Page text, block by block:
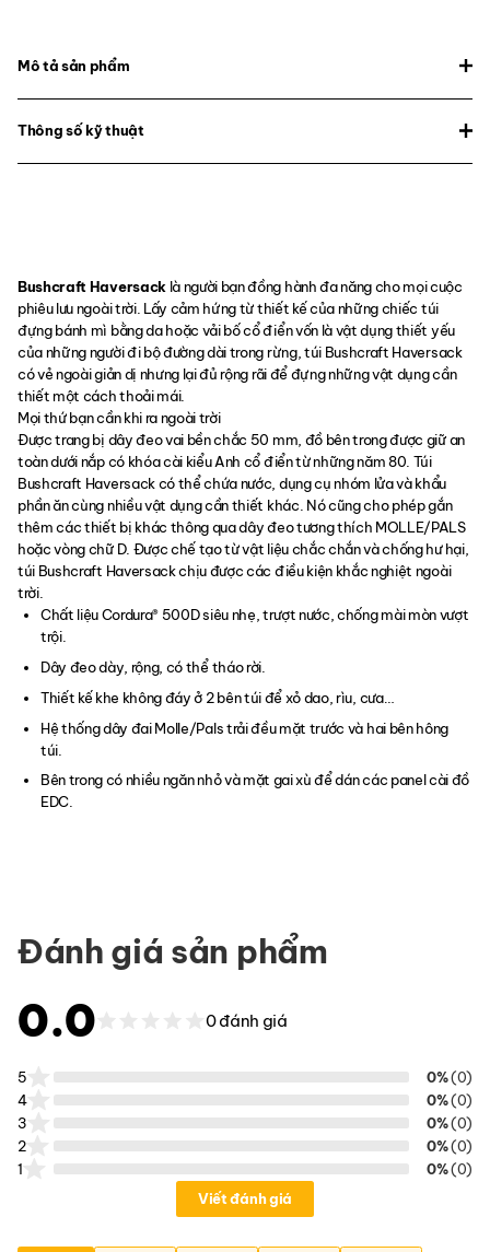
Mô tả sản phẩm
Thông số kỹ thuật
Bushcraft Haversacklà người bạn đồng hành đa năng cho mọi cuộc
phiêu lưu ngoài trời. Lấy cảm hứng từ thiết kế của những chiếc túi
đựng bánh mì bằng da hoặc vải bố cổ điển vốn là vật dụng thiết yếu
của những người đi bộ đường dài trong rừng, túi Bushcraft Haversack
có vẻ ngoài giản dị nhưng lại đủ rộng rãi để đựng những vật dụng cần
thiết một cách thoải mái.
Mọi thứ bạn cần khi ra ngoài trời
Được trang bị dây đeo vai bền chắc 50 mm, đồ bên trong được giữ an
toàn dưới nắp có khóa cài kiểu Anh cổ điển từ những năm 80. Túi
Bushcraft Haversack có thể chứa nước, dụng cụ nhóm lửa và khẩu
phần ăn cùng nhiều vật dụng cần thiết khác. Nó cũng cho phép gắn
thêm các thiết bị khác thông qua dây đeo tương thích MOLLE/PALS
hoặc vòng chữ D. Được chế tạo từ vật liệu chắc chắn và chống hư hại,
túi Bushcraft Haversack chịu được các điều kiện khắc nghiệt ngoài
trời.
Chất liệu Cordura® 500D siêu nhẹ, trượt nước, chống mài mòn vượt
trội.
Dây đeo dày, rộng, có thể tháo rời.
Thiết kế khe không đáy ở 2 bên túi để xỏ dao, rìu, cưa…
Hệ thống dây đai Molle/Pals trải đều mặt trước và hai bên hông
túi.
Bên trong có nhiều ngăn nhỏ và mặt gai xù để dán các panel cài đồ
EDC.
Đánh giá sản phẩm
0.0 0 đánh giá
5 0%(0)
4
0%(0)
3
0%(0)
2
0%(0)
1
0%(0)
Viết đánh giá